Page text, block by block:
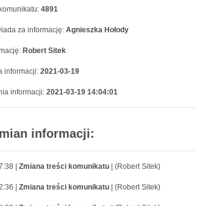
4891
za informację: Agnieszka Hołody
Robert Sitek
informacji: 2021-03-19
informacji: 2021-03-19 14:04:01
informacji:
| Zmiana treści komunikatu | (Robert Sitek)
| Zmiana treści komunikatu | (Robert Sitek)